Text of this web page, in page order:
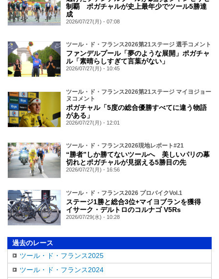
制覇 ポガチャルが史上最年少でツール5勝達
成
2026/07/27(月) - 07:08
ツール・ド・フランス2026第21ステージ 選手コメント
ファンデルプール「夢のような展開」ポガチャ
ル「素晴らしすぎて言葉がない」
2026/07/27(月) - 10:45
ツール・ド・フランス2026第21ステージ マイヨジョー
ヌコメント
ポガチャル「5度の総合優勝すべてに違う物語
がある」
2026/07/27(月) - 12:01
ツール・ド・フランス2026現地レポート#21
“勝者”しか勝てないツールへ 美しいパリの幕
切れとポガチャルが見据える5勝目の先
2026/07/27(月) - 16:56
ツール・ド・フランス2026 プロバイクVol.1
ステージ1勝と総合3位+マイヨブランを獲得
イサーク・デルトロのコルナゴ V5Rs
2026/07/29(水) - 10:28
過去のレース
ツール・ド・フランス2025
ツール・ド・フランス2024